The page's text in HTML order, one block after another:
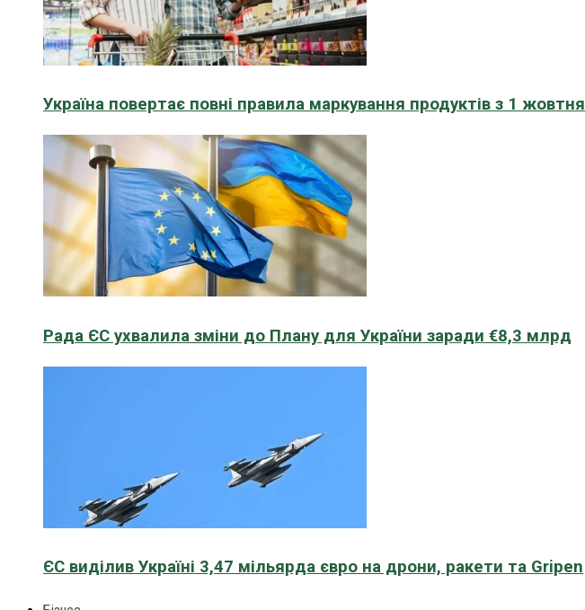
Україна повертає повні правила маркування продуктів з 1 жовтня
Рада ЄС ухвалила зміни до Плану для України заради €8,3 млрд
ЄС виділив Україні 3,47 мільярда євро на дрони, ракети та Gripen